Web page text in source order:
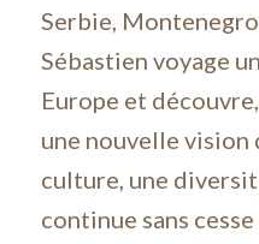
Serbie, Montenegro.
Sébastien voyage
Europe et
une nouvelle vision
culture, une
continue sans